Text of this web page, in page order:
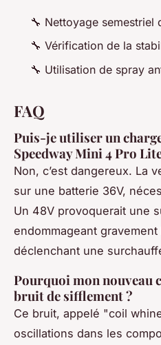
🔧 Nettoyage semestriel
🔧 Vérification de la
🔧 Utilisation de spray
FAQ
Puis-je utiliser un
Speedway Mini 4 Pro
Non, c’est dangereux. La
sur une batterie 36V,
Un 48V provoquerait une
endommageant
déclenchant une
Pourquoi mon nouveau
bruit de sifflement ?
Ce bruit, appelé "coil
oscillations dans les